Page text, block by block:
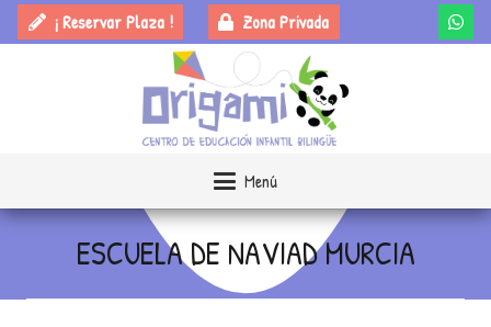
¡ Reservar Plaza ! Zona Privada
Menú
ESCUELA DE NAVIAD MURCIA